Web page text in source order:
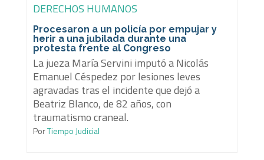
DERECHOS HUMANOS
Procesaron a un policía por empujar y
herir a una jubilada durante una
protesta frente al Congreso
La jueza María Servini imputó a Nicolás
Emanuel Céspedez por lesiones leves
agravadas tras el incidente que dejó a
Beatriz Blanco, de 82 años, con
traumatismo craneal.
PorTiempo Judicial